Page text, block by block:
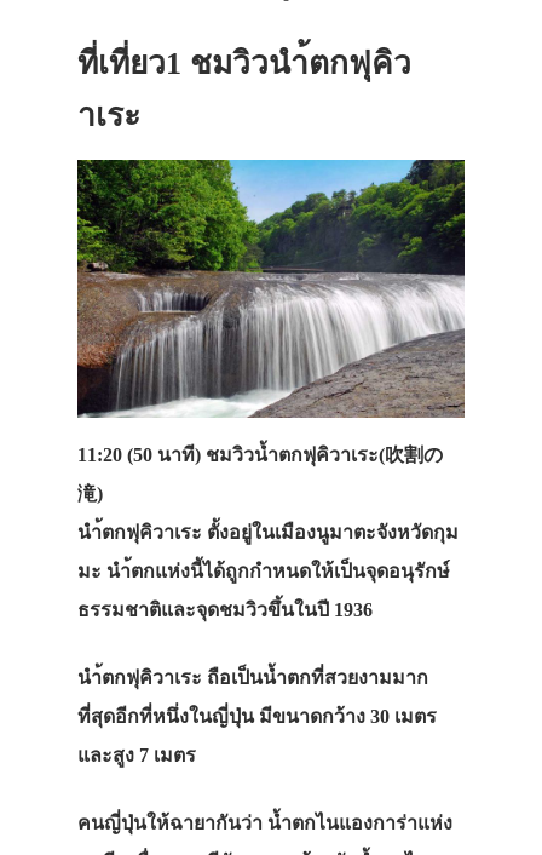
ที่เที่ยว1 ชมวิวนำ้ตกฟุคิว
าเระ
11:20 (50 นาที) ชมวิวน้ำตกฟุคิวาเระ(吹割の
滝)
นำ้ตกฟุคิวาเระ ตั้งอยู่ในเมืองนูมาตะจังหวัดกุม
มะ นำ้ตกแห่งนี้ได้ถูกกำหนดให้เป็นจุดอนุรักษ์
ธรรมชาติและจุดชมวิวขึ้นในปี 1936
นำ้ตกฟุคิวาเระ ถือเป็นน้ำตกที่สวยงามมาก
ที่สุดอีกที่หนึ่งในญี่ปุ่น มีขนาดกว้าง 30 เมตร
และสูง 7 เมตร
คนญี่ปุ่นให้ฉายากันว่า น้ำตกไนแองการ่าแห่ง
ประเทศญี่ปุ่น
เอง
ทัวร์